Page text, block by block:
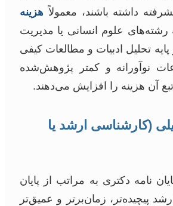
داشته باشند، معمولاً هزینه
علوم انسانی یا مدیریت
پایه تحلیل ادبیات و مطالعات کیفی
نوآورانه و کمتر پژوهش‌شده
آن هزینه را افزایش می‌دهند.
(کارشناسی ارشد یا
نامه دکتری به مراتب از پایان
پیچیده‌تر، زمان‌برتر و عمیق‌تر